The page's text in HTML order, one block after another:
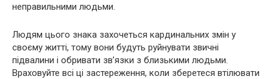
неправильними людьми.
Людям цього знака захочеться кардинальних змін у
своєму житті, тому вони будуть руйнувати звичні
підвалини і обривати зв’язки з близькими людьми.
Враховуйте всі ці застереження, коли зберетеся втілювати